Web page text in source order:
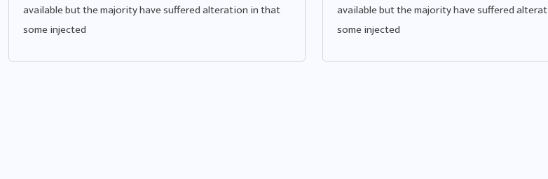
available but the majority have suffered alteration in that
some injected
available but the majority have suffered
some injected